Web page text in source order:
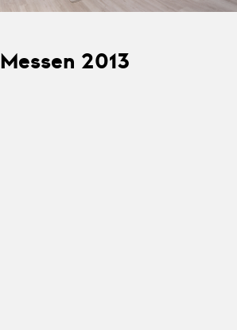
Messen 2013